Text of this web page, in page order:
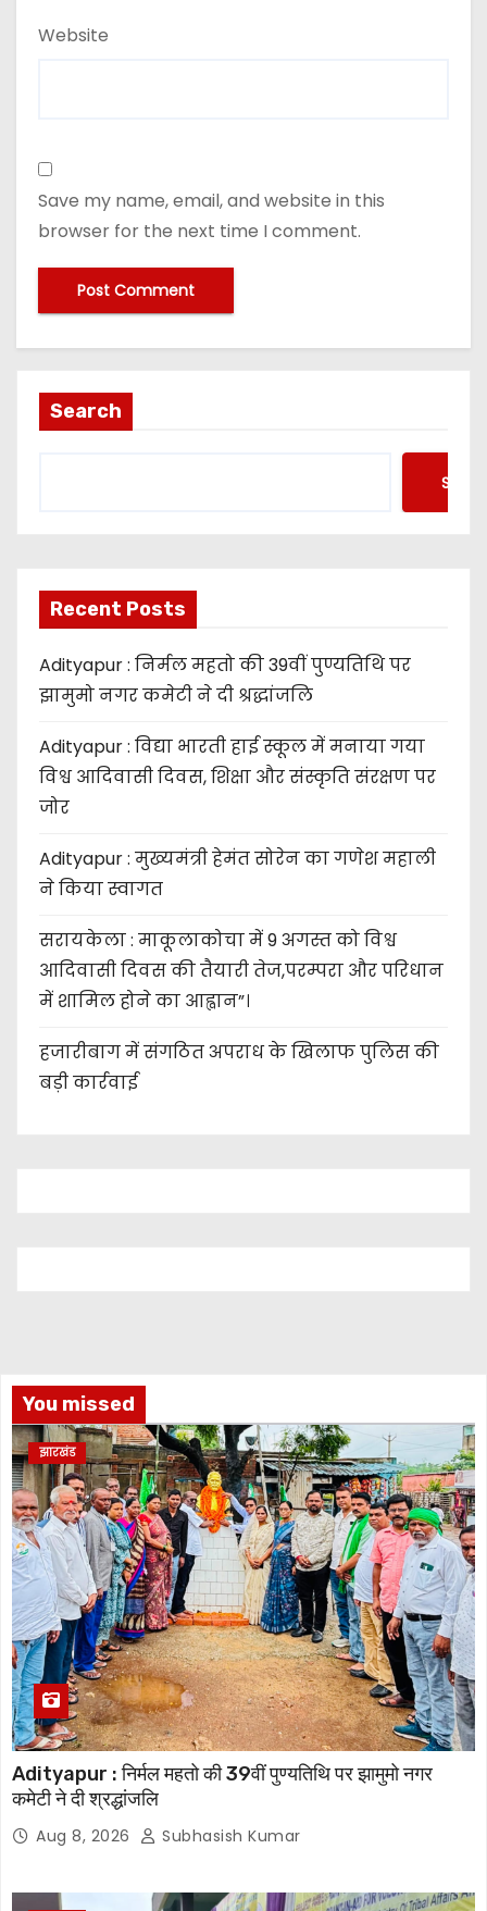
Website
Save my name, email, and website in this
browser for the next time I comment.
Search
Recent Posts
Adityapur : निर्मल महतो की 39वीं पुण्यतिथि पर
झामुमो नगर कमेटी ने दी श्रद्धांजलि
Adityapur : विद्या भारती हाई स्कूल में मनाया गया
विश्व आदिवासी दिवस, शिक्षा और संस्कृति संरक्षण पर
जोर
Adityapur : मुख्यमंत्री हेमंत सोरेन का गणेश महाली
ने किया स्वागत
सरायकेला : माकूलाकोचा में 9 अगस्त को विश्व
आदिवासी दिवस की तैयारी तेज,परम्परा और परिधान
में शामिल होने का आह्वान”।
हजारीबाग में संगठित अपराध के खिलाफ पुलिस की
बड़ी कार्रवाई
You missed
झारखंड
Adityapur : निर्मल महतो की 39वीं पुण्यतिथि पर झामुमो नगर
कमेटी ने दी श्रद्धांजलि
Aug 8, 2026 Subhasish Kumar